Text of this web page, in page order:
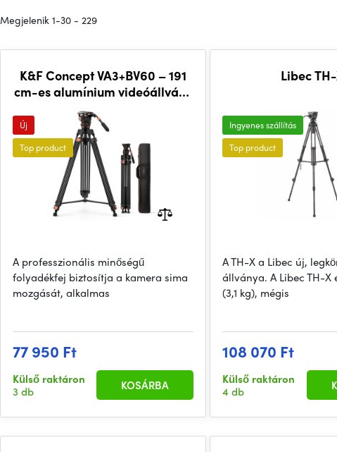
Megjelenik 1-30 - 229
K&F Concept VA3+BV60 – 191
cm-es alumínium videóállvány
fluid fejjel
Új
Top product
A professzionális minőségű
folyadékfej biztosítja a kamera sima
mozgását, alkalmas
77 950 Ft
Külső raktáron
3 db
KOSÁRBA
Libec
Ingyenes szállítás
Top product
A TH-X a Libec új,
állványa. A Libec TH-X
(3,1 kg), mégis
108 070 Ft
Külső raktáron
4 db